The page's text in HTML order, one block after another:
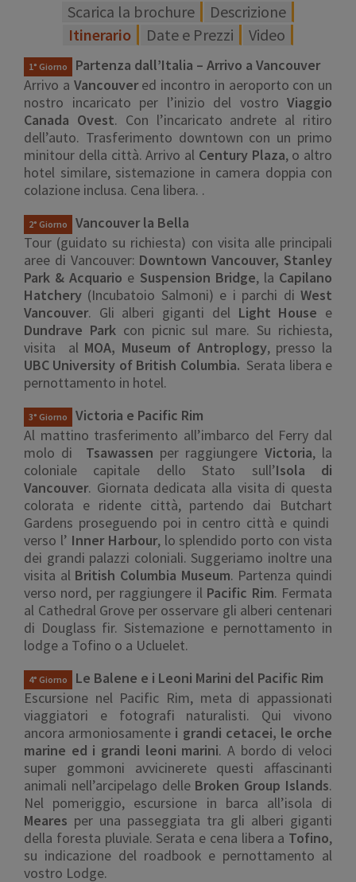
Scarica la brochure
Descrizione
Itinerario
Date e Prezzi Video
1° Giorno
Partenza dall’Italia – Arrivo a Vancouver
Arrivo a Vancouvered incontro in aeroporto con un
nostro incaricato per l’inizio del vostro Viaggio
Canada Ovest. Con l’incaricato andrete al ritiro
dell’auto. Trasferimento downtown con un primo
minitour della città. Arrivo al Century Plaza, o altro
hotel similare, sistemazione in camera doppia con
colazione inclusa. Cena libera. .
2° Giorno
Vancouver la Bella
Tour (guidato su richiesta) con visita alle principali
aree di Vancouver: Downtown Vancouver, Stanley
Park & Acquario e Suspension Bridge, la Capilano
Hatchery (Incubatoio Salmoni) e i parchi di West
Vancouver. Gli alberi giganti del Light House e
Dundrave Parkcon picnic sul mare. Su richiesta,
visita al MOA, Museum of Antroplogy, presso la
UBC University of British Columbia. Serata libera e
pernottamento in hotel.
3° Giorno
Victoria e Pacific Rim
Al mattino trasferimento all’imbarco del Ferry dal
molo di Tsawassen per raggiungere Victoria, la
coloniale capitale dello Stato sull’Isola di
Vancouver. Giornata dedicata alla visita di questa
colorata e ridente città, partendo dai Butchart
Gardens proseguendo poi in centro città e quindi
verso l’ Inner Harbour, lo splendido porto con vista
dei grandi palazzi coloniali. Suggeriamo inoltre una
visita al British Columbia Museum. Partenza quindi
verso nord, per raggiungere il Pacific Rim. Fermata
al Cathedral Grove per osservare gli alberi centenari
di Douglass fir. Sistemazione e pernottamento in
lodge a Tofino o a Ucluelet.
4° Giorno
Le Balene e i Leoni Marini del Pacific Rim
Escursione nel Pacific Rim, meta di appassionati
viaggiatori e fotografi naturalisti. Qui vivono
ancora armoniosamente i grandi cetacei, le orche
marine ed i grandi leoni marini. A bordo di veloci
super gommoni avvicinerete questi affascinanti
animali nell’arcipelago delle Broken Group Islands.
Nel pomeriggio, escursione in barca all’isola di
Meares per una passeggiata tra gli alberi giganti
della foresta pluviale. Serata e cena libera a Tofino,
su indicazione del roadbook e pernottamento al
vostro Lodge.